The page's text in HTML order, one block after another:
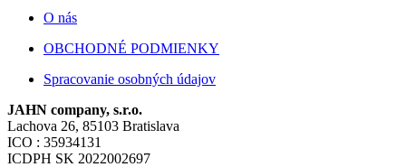
O nás
OBCHODNÉ PODMIENKY
Spracovanie osobných údajov
JAHN company, s.r.o.
Lachova 26, 85103 Bratislava
ICO : 35934131
ICDPH SK 2022002697